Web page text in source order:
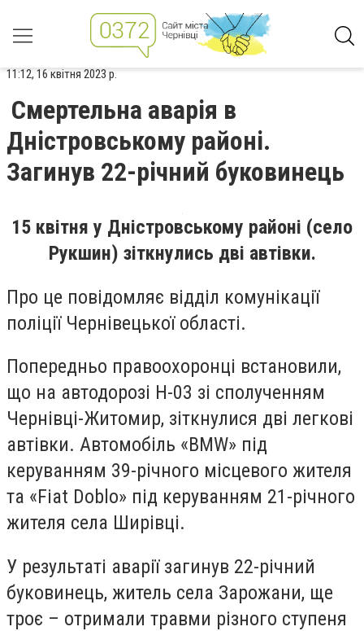
11:12, 16 квітня 2023 р.
Смертельна аварія в
Дністровському районі.
Загинув 22-річний буковинець
15 квітня у Дністровському районі (село
Рукшин) зіткнулись дві автівки.
Про це повідомляє відділ комунікації
поліції Чернівецької області.
Попередньо правоохоронці встановили,
що на автодорозі Н-03 зі сполученням
Чернівці-Житомир, зіткнулися дві легкові
автівки. Автомобіль «BMW» під
керуванням 39-річного місцевого жителя
та «Fiat Doblo» під керуванням 21-річного
жителя села Ширівці.
У результаті аварії загинув 22-річний
буковинець, житель села Зарожани, ще
троє – отримали травми різного ступеня